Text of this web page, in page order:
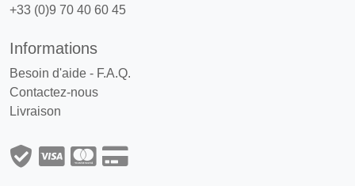
+33 (0)9 70 40 60 45
Informations
Besoin d'aide - F.A.Q.
Contactez-nous
Livraison